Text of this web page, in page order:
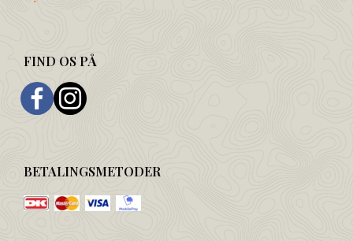
FIND OS PÅ
BETALINGSMETODER